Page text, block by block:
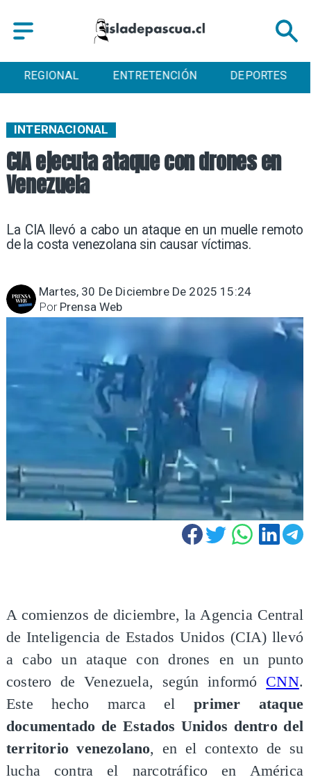
REGIONAL ENTRETENCIÓN DEPORTES
CIA ejecuta ataque con drones en
Venezuela
La CIA llevó a cabo un ataque en un muelle remoto
de la costa venezolana sin causar víctimas.
INTERNACIONAL
Martes, 30 De Diciembre De 2025 15:24
Prensa Web
Por
A comienzos de diciembre, la Agencia Central
de Inteligencia de Estados Unidos (CIA) llevó
a cabo un ataque con drones en un punto
costero de Venezuela, según informó CNN.
Este hecho marca elprimer ataque
documentado de Estados Unidos dentro del
territorio venezolano, en el contexto de su
lucha contra el narcotráfico en América